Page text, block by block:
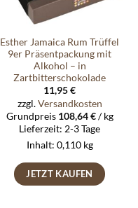
Esther Jamaica Rum Trüffel
9er Präsentpackung mit
Alkohol – in
Zartbitterschokolade
11,95€
zzgl.Versandkosten
Grundpreis 108,64€/kg
Lieferzeit: 2-3 Tage
Inhalt: 0,110 kg
JETZT KAUFEN